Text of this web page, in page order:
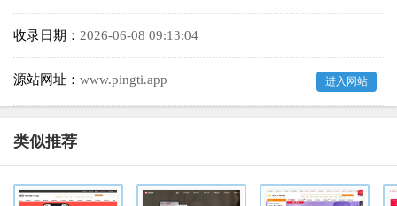
收录日期： 2026-06-08 09:13:04
源站网址： www.pingti.app 进入网站
类似推荐